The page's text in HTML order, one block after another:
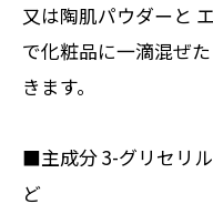
又は陶肌パウダーと
で化粧品に一滴混ぜ
きます。
■主成分 3-グリセリ
ど